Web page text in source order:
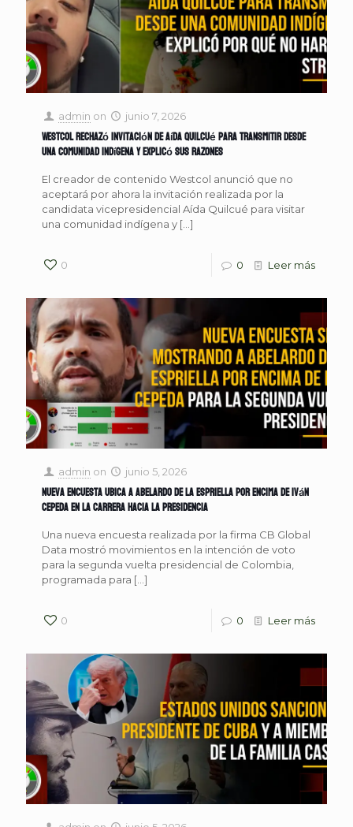
admin on junio 7, 2026
Westcol rechazó invitación de Aída Quilcué para transmitir desde
una comunidad indígena y explicó sus razones
El creador de contenido Westcol anunció que no
aceptará por ahora la invitación realizada por la
candidata vicepresidencial Aída Quilcué para visitar
una comunidad indígena y […]
0 0 Leer más
admin on junio 5, 2026
Nueva encuesta ubica a Abelardo de la Espriella por encima de Iván
Cepeda en la carrera hacia la Presidencia
Una nueva encuesta realizada por la firma CB Global
Data mostró movimientos en la intención de voto
para la segunda vuelta presidencial de Colombia,
programada para […]
0 0 Leer más